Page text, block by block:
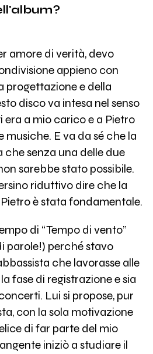
amore di verità, devo
appieno con
progettazione e della
disco va intesa nel senso
era a mio carico e a Pietro
musiche. E va da sé che la
senza una delle due
sarebbe stato possibile.
riduttivo dire che la
è stata fondamentale.
di “Tempo di vento”
parole!) perché stavo
che lavorasse alle
fase di registrazione e sia
Lui si propose, pur
con la sola motivazione
di far parte del mio
iniziò a studiare il